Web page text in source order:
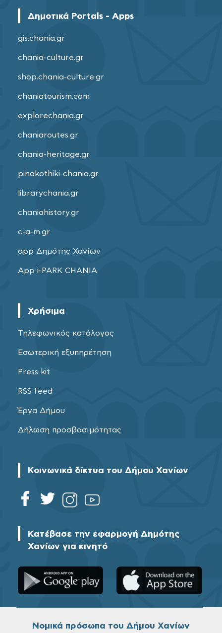
Δημοτικά Portals - Apps
gis.chania.gr
chania-culture.gr
shop.chania-culture.gr
chaniatourism.com
explorechania.gr
chaniaroutes.gr
chania-heritage.gr
pinakothiki-chania.gr
librarychania.gr
chaniahistory.gr
c-a-m.gr
app Δημότης Χανίων
App i-PARK CHANIA
Χρήσιμα
Τηλεφωνικός κατάλογος
Εσωτερική εξυπηρέτηση
Press kit
RSS feed
Έργα Δήμου
Δήλωση προσβασιμότητας
Κοινωνικά δίκτυα του Δήμου Χανίων
Κατέβασε την εφαρμογή Δημότης
Χανίων για κινητό
Νομικά πρόσωπα του Δήμου Χανίων